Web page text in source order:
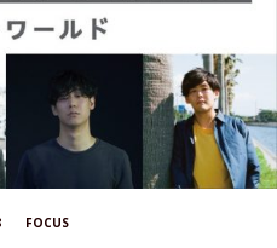
FOCUS